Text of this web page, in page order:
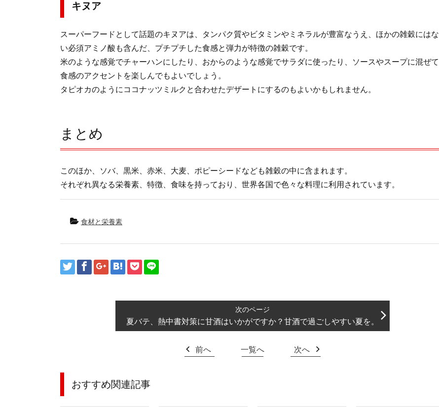
キヌア
スーパーフードとして話題のキヌアは、タンパク質やビタミンやミネラルが豊富なうえ、ほかの雑穀にはな
い必須アミノ酸も含んだ、プチプチした食感と弾力が特徴の雑穀です。
米のような感覚でチャーハンにしたり、おからのような感覚でサラダに使ったり、ソースやスープに混ぜて
食感のアクセントを楽しんでもよいでしょう。
タピオカのようにココナッツミルクと合わせたデザートにするのもよいかもしれません。
まとめ
このほか、ソバ、黒米、赤米、大麦、ポピーシードなども雑穀の中に含まれます。
それぞれ異なる栄養素、特徴、食味を持っており、世界各国で色々な料理に利用されています。
食材と栄養素
夏バテ、熱中書対策に甘酒はいかがですか？甘酒で過ごしやすい夏を。
前へ 一覧へ 次へ
おすすめ関連記事